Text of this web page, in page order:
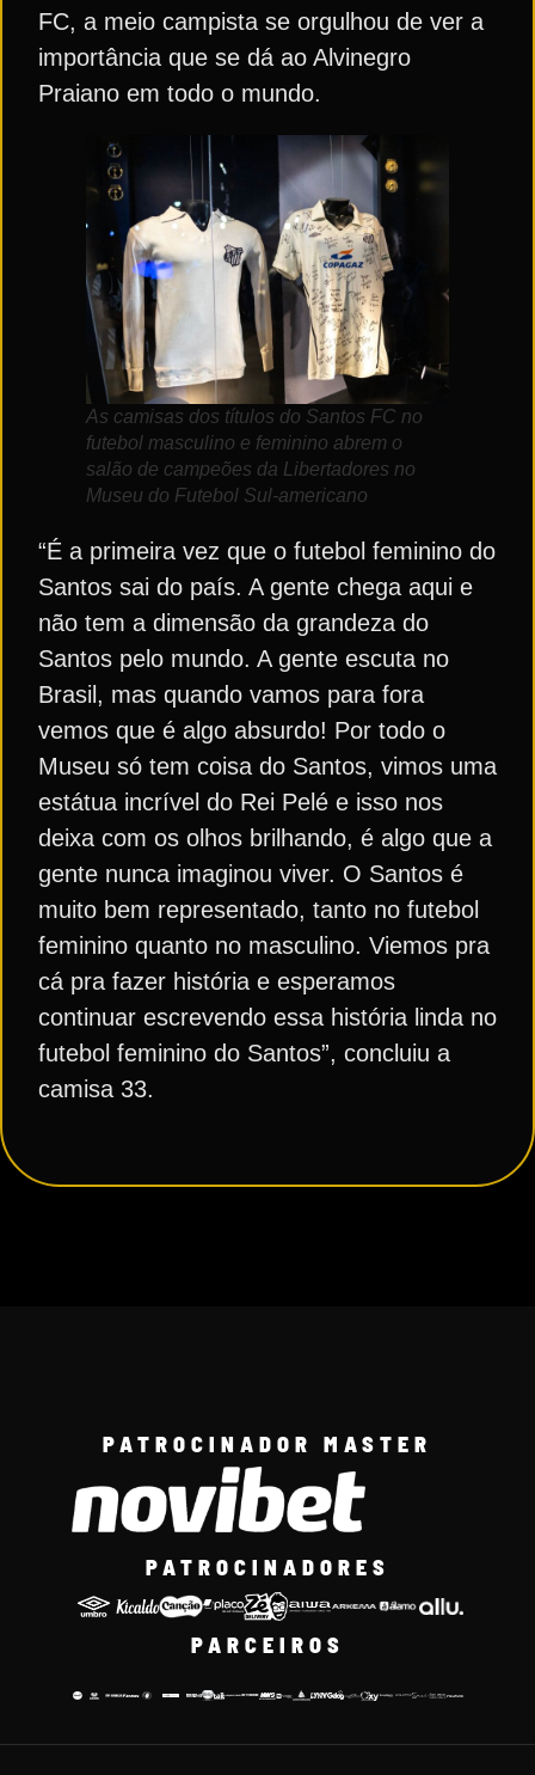
FC, a meio campista se orgulhou de ver a
importância que se dá ao Alvinegro
Praiano em todo o mundo.
As camisas dos títulos do Santos FC no
futebol masculino e feminino abrem o
salão de campeões da Libertadores no
Museu do Futebol Sul-americano
“É a primeira vez que o futebol feminino do
Santos sai do país. A gente chega aqui e
não tem a dimensão da grandeza do
Santos pelo mundo. A gente escuta no
Brasil, mas quando vamos para fora
vemos que é algo absurdo! Por todo o
Museu só tem coisa do Santos, vimos uma
estátua incrível do Rei Pelé e isso nos
deixa com os olhos brilhando, é algo que a
gente nunca imaginou viver. O Santos é
muito bem representado, tanto no futebol
feminino quanto no masculino. Viemos pra
cá pra fazer história e esperamos
continuar escrevendo essa história linda no
futebol feminino do Santos”, concluiu a
camisa 33.
PATROCINADOR MASTER
PATROCINADORES
PARCEIROS